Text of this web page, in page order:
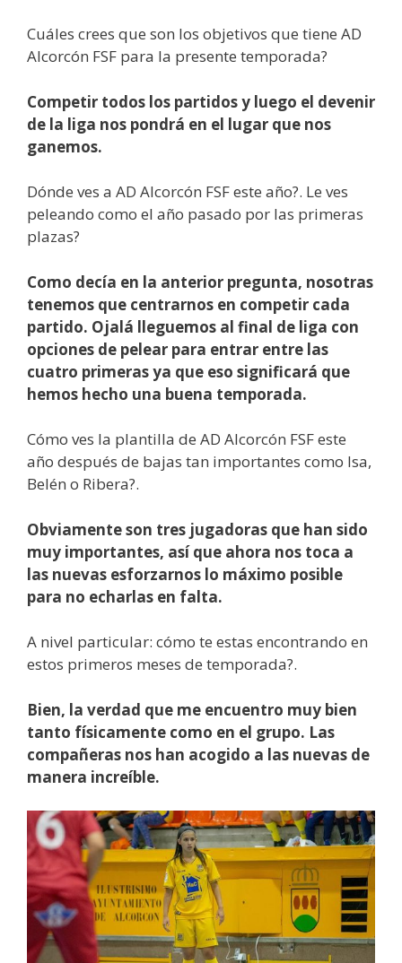
Cuáles crees que son los objetivos que tiene AD
Alcorcón FSF para la presente temporada?
Competir todos los partidos y luego el devenir
de la liga nos pondrá en el lugar que nos
ganemos.
Dónde ves a AD Alcorcón FSF este año?. Le ves
peleando como el año pasado por las primeras
plazas?
Como decía en la anterior pregunta, nosotras
tenemos que centrarnos en competir cada
partido. Ojalá lleguemos al final de liga con
opciones de pelear para entrar entre las
cuatro primeras ya que eso significará que
hemos hecho una buena temporada.
Cómo ves la plantilla de AD Alcorcón FSF este
año después de bajas tan importantes como Isa,
Belén o Ribera?.
Obviamente son tres jugadoras que han sido
muy importantes, así que ahora nos toca a
las nuevas esforzarnos lo máximo posible
para no echarlas en falta.
A nivel particular: cómo te estas encontrando en
estos primeros meses de temporada?.
Bien, la verdad que me encuentro muy bien
tanto físicamente como en el grupo. Las
compañeras nos han acogido a las nuevas de
manera increíble.